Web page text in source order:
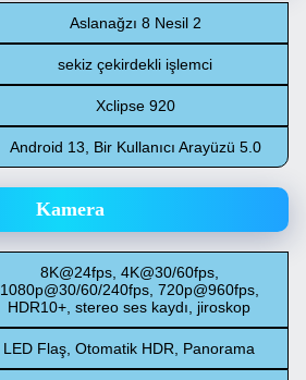
Aslanağzı 8 Nesil 2
sekiz çekirdekli işlemci
Xclipse 920
Android 13, Bir Kullanıcı Arayüzü 5.0
Kamera
8K@24fps, 4K@30/60fps,
1080p@30/60/240fps, 720p@960fps,
HDR10+, stereo ses kaydı, jiroskop
LED Flaş, Otomatik HDR, Panorama